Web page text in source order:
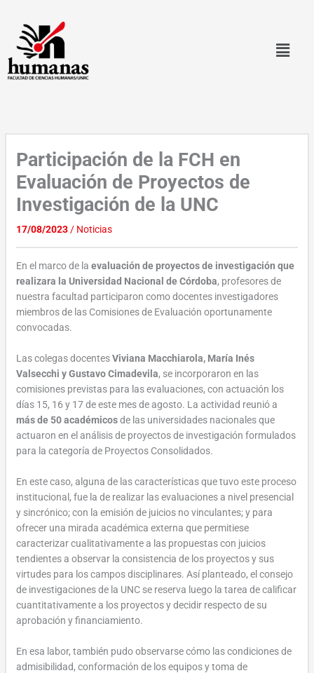
contenido
Participación de la FCH en
Evaluación de Proyectos de
Investigación de la UNC
17/08/2023/ Noticias
En el marco de laevaluación de proyectos de investigación que
realizara la Universidad Nacional de Córdoba, profesores de
nuestra facultad participaron como docentes investigadores
miembros de las Comisiones de Evaluación oportunamente
convocadas.
Las colegas docentesViviana Macchiarola, María Inés
Valsecchi y Gustavo Cimadevila, se incorporaron en las
comisiones previstas para las evaluaciones, con actuación los
días 15, 16 y 17 de este mes de agosto. La actividad reunió a
más de 50 académicosde las universidades nacionales que
actuaron en el análisis de proyectos de investigación formulados
para la categoría de Proyectos Consolidados.
En este caso, alguna de las características que tuvo este proceso
institucional, fue la de realizar las evaluaciones a nivel presencial
y sincrónico; con la emisión de juicios no vinculantes; y para
ofrecer una mirada académica externa que permitiese
caracterizar cualitativamente a las propuestas con juicios
tendientes a observar la consistencia de los proyectos y sus
virtudes para los campos disciplinares. Así planteado, el consejo
de investigaciones de la UNC se reserva luego la tarea de calificar
cuantitativamente a los proyectos y decidir respecto de su
aprobación y financiamiento.
En esa labor, también pudo observarse cómo las condiciones de
admisibilidad, conformación de los equipos y toma de